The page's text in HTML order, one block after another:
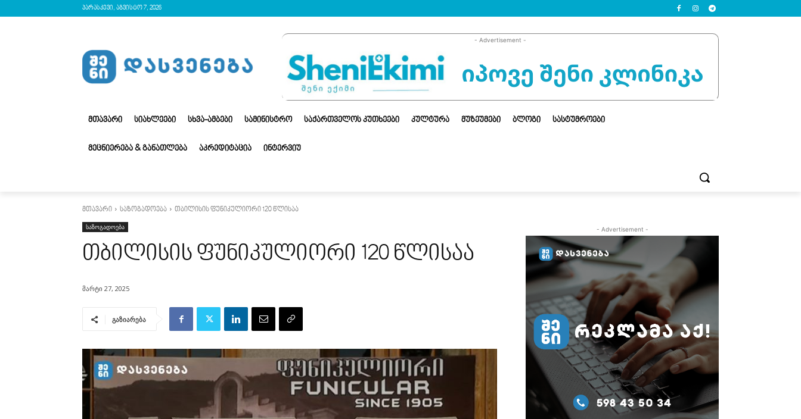
პარასკევი, აგვისტო 7, 2026
- Advertisement -
ᲛᲗᲐᲕᲐᲠᲘ ᲡᲘᲐᲮᲚᲔᲔᲑᲘ ᲡᲮᲕᲐ-ᲐᲛᲑᲔᲑᲘ ᲡᲐᲛᲘᲜᲘᲡᲢᲠᲝ ᲡᲐᲥᲐᲠᲗᲕᲔᲚᲝᲡ ᲙᲣᲗᲮᲔᲔᲑᲘ ᲙᲣᲚᲢᲣᲠᲐ ᲛᲣᲖᲔᲣᲛᲔᲑᲘ ᲑᲚᲝᲒᲘ ᲡᲐᲡᲢᲣᲛᲠᲝᲔᲑᲘ
ᲛᲔᲪᲜᲘᲔᲠᲔᲑᲐ & ᲒᲐᲜᲐᲗᲚᲔᲑᲐ ᲐᲙᲠᲔᲓᲘᲢᲐᲪᲘᲐ ᲘᲜᲢᲔᲠᲕᲘᲣ
მთავარი საზოგადოება თბილისის ფუნიკულიორი 120 წლისაა
საზოგადოება
თბილისის ფუნიკულიორი 120 წლისაა
მარტი 27, 2025
გაზიარება
- Advertisement -